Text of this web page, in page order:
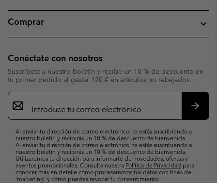
Comprar
Conéctate con nosotros
Suscríbete a nuestro boletín y recibe un 10 % de descuento en
tu primer pedido al gastar 120 € en artículos no rebajados.
Suscripción
de
correo
Al enviar tu dirección de correo electrónico, te estás suscribiendo a
nuestro boletín y recibirás un 10 % de descuento de bienvenida.
Al enviar tu dirección de correo electrónico, te estás suscribiendo a
nuestro boletín y recibirás un 10 % de descuento de bienvenida.
Utilizaremos tu dirección para informarte de novedades, ofertas y
eventos promocionales. Consulta nuestra Política de Privacidad para
conocer más en detalle cómo procesaremos tus datos con fines de
’marketing’ y cómo puedes revocar tu consentimiento.